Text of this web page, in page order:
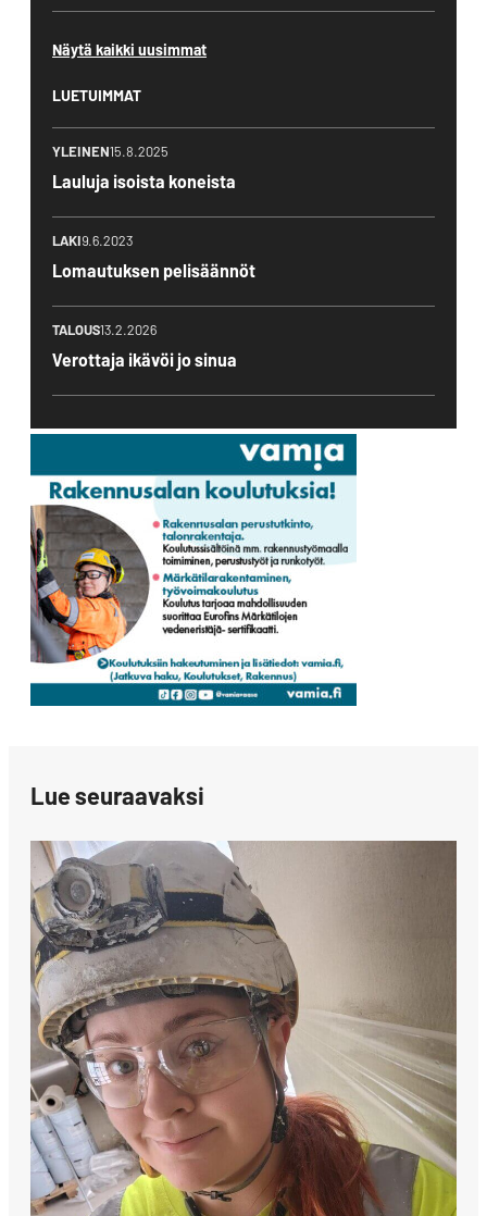
Näytä kaikki uusimmat
LUETUIMMAT
YLEINEN15.8.2025
Lauluja isoista koneista
LAKI9.6.2023
Lomautuksen pelisäännöt
TALOUS13.2.2026
Verottaja ikävöi jo sinua
Lue seuraavaksi